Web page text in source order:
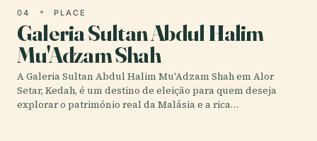
04 PLACE
Galeria Sultan Abdul Halim
Mu'Adzam Shah
A Galeria Sultan Abdul Halim Mu'Adzam Shah em Alor
Setar, Kedah, é um destino de eleição para quem deseja
explorar o património real da Malásia e a rica…